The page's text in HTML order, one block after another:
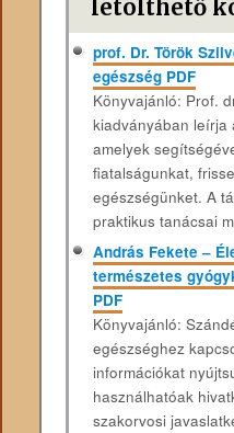
letölthető
prof. Dr. Török
egészség PDF
Könyvajánló: Prof.
kiadványában leírja
amelyek
fiatalságunkat,
egészségünket. A
praktikus tanácsai
András Fekete –
természetes
PDF
Könyvajánló:
egészséghez
információkat
használhatóak
szakorvosi